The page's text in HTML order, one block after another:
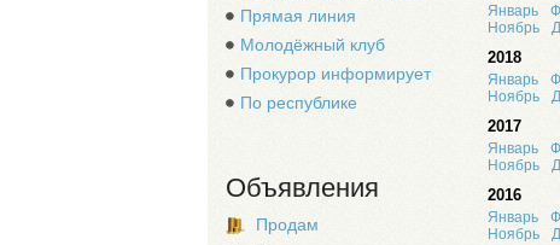
Прямая линия
Молодёжный клуб
Прокурор информирует
По республике
Объявления
Продам
Январь
Ноябрь
2018
Январь
Ноябрь
2017
Январь
Ноябрь
2016
Январь
Ноябрь